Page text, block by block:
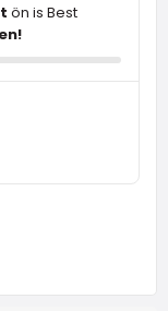
ön is Best